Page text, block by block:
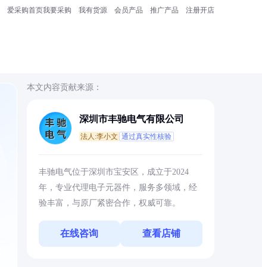
爱采购首页我要采购 我有货源 会员产品 推广产品 注册开店
本文内容贡献来源：
深圳市丰驰电气有限公司
法人:李小文 通过真实性核验
丰驰电气位于深圳市宝安区，成立于2024
年，专业代理电子元器件，服务多领域，经
验丰富，与原厂紧密合作，权威可靠。
在线咨询 查看店铺